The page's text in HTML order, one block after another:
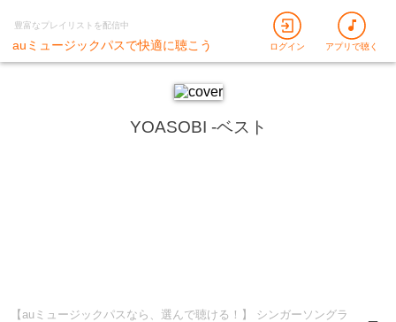
豊富なプレイリストを配信中
auミュージックパスで快適に聴こう ログイン アプリで聴く
YOASOBI -ベスト
【auミュージックパスなら、選んで聴ける！】 シンガーソングラ